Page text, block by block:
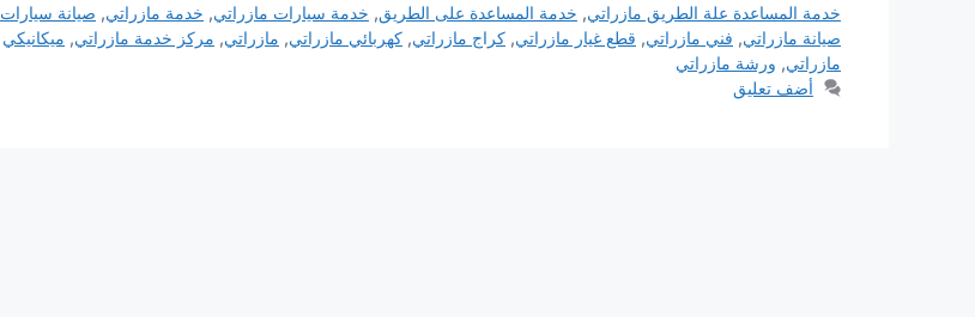
خدمة المساعدة علة الطريق مازراتي, خدمة المساعدة على الطريق, خدمة سيارات مازراتي, خدمة مازراتي, صيانة سيارات
صيانة مازراتي, فني مازراتي, قطع غيار مازراتي, كراج مازراتي, كهربائي مازراتي, مازراتي, مركز خدمة مازراتي, ميكانيكي
مازراتي, ورشة مازراتي
أضف تعليق